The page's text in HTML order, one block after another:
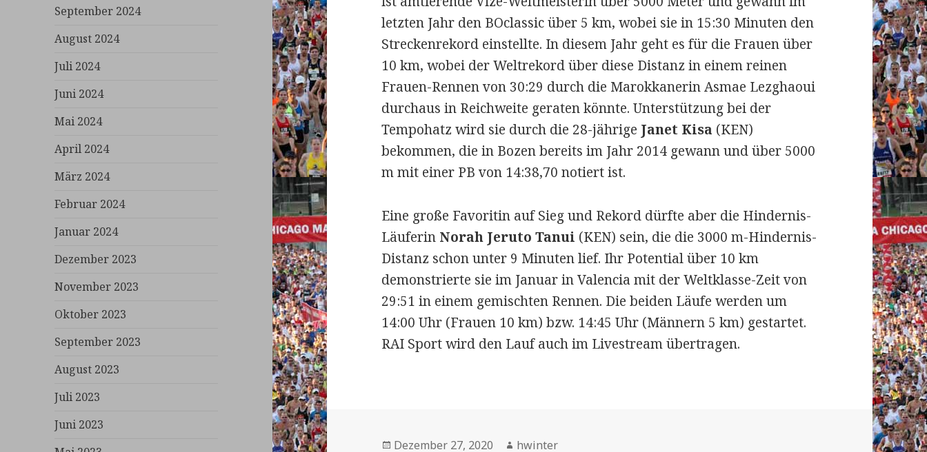
September 2024
August 2024
Juli 2024
Juni 2024
Mai 2024
April 2024
März 2024
Februar 2024
Januar 2024
Dezember 2023
November 2023
Oktober 2023
September 2023
August 2023
Juli 2023
Juni 2023
letzten Jahr den BOclassic über 5 km, wobei sie in 15:30 Minuten den
Streckenrekord einstellte. In diesem Jahr geht es für die Frauen über
10 km, wobei der Weltrekord über diese Distanz in einem reinen
Frauen-Rennen von 30:29 durch die MarokkanerinAsmae Lezghaoui
durchaus in Reichweite geraten könnte. Unterstützung bei der
Tempohatz wird sie durch die 28-jährige Janet Kisa (KEN)
bekommen, die in Bozen bereits im Jahr 2014 gewann und über 5000
m mit einer PB von 14:38,70 notiert ist.
Eine große Favoritin auf Sieg und Rekord dürfte aber die Hindernis-
Läuferin Norah Jeruto Tanui (KEN) sein, die die 3000 m-Hindernis-
Distanz schon unter 9 Minuten lief. Ihr Potential über 10 km
demonstrierte sie im Januar in Valencia mit der Weltklasse-Zeit von
29:51 in einem gemischten Rennen. Die beiden Läufe werden um
14:00 Uhr (Frauen 10 km) bzw. 14:45 Uhr (Männern 5 km) gestartet.
RAI Sport wird den Lauf auch im Livestream übertragen.
Veröffentlicht
Dezember 27, 2020 Autor
hwinter